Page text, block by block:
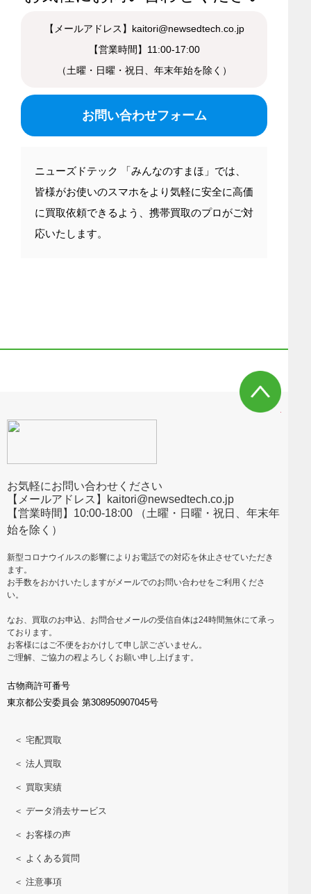
【メールアドレス】kaitori@newsedtech.co.jp
【営業時間】11:00-17:00
（土曜・日曜・祝日、年末年始を除く）
お問い合わせフォーム
ニューズドテック 「みんなのすまほ」では、
皆様がお使いのスマホをより気軽に安全に高価
に買取依頼できるよう、携帯買取のプロがご対
応いたします。
お気軽にお問い合わせください
【メールアドレス】kaitori@newsedtech.co.jp
【営業時間】10:00-18:00 （土曜・日曜・祝日、年末年
始を除く）
新型コロナウイルスの影響によりお電話での対応を休止させていただき
ます。
お手数をおかけいたしますがメールでのお問い合わせをご利用くださ
い。
なお、買取のお申込、お問合せメールの受信自体は24時間無休にて承っ
ております。
お客様にはご不便をおかけして申し訳ございません。
ご理解、ご協力の程よろしくお願い申し上げます。
古物商許可番号
東京都公安委員会 第308950907045号
＜ 宅配買取
＜ 法人買取
＜ 買取実績
＜ データ消去サービス
＜ お客様の声
＜ よくある質問
＜ 注意事項